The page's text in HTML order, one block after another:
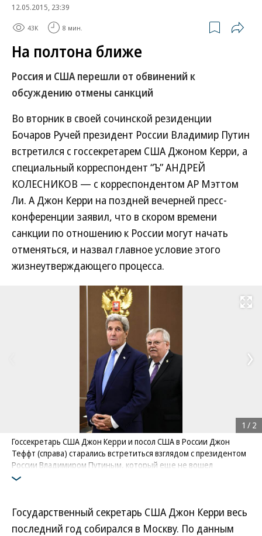
12.05.2015, 23:39
43K 8 мин.
На полтона ближе
Россия и США перешли от обвинений к
обсуждению отмены санкций
Во вторник в своей сочинской резиденции
Бочаров Ручей президент России Владимир Путин
встретился с госсекретарем США Джоном Керри, а
специальный корреспондент “Ъ” АНДРЕЙ
КОЛЕСНИКОВ — с корреспондентом AP Мэттом
Ли. А Джон Керри на поздней вечерней пресс-
конференции заявил, что в скором времени
санкции по отношению к России могут начать
отменяться, и назвал главное условие этого
жизнеутверждающего процесса.
Развернуть
Госсекретарь США Джон Керри и посол США в России Джон
Теффт (справа) старались встретиться взглядом с президентом
России Владимиром Путиным, который еще не вошел
Фото: Коммерсантъ / Дмитрий Азаров
1 / 2
Государственный секретарь США Джон Керри весь
последний год собирался в Москву. По данным